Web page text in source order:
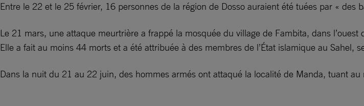
Entre le 22 et le 25 février, 16 personnes de la région de Dosso auraient été tuées par « des
Le 21 mars, une attaque meurtrière a frappé la mosquée du village de Fambita, dans
Elle a fait au moins 44 morts et a été attribuée à des membres de l’État islamique au Sahel,
Dans la nuit du 21 au 22 juin, des hommes armés ont attaqué la localité de Manda, tuant